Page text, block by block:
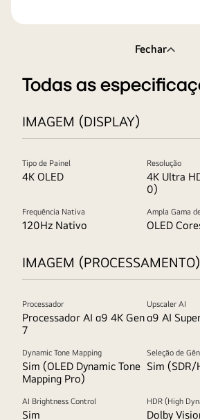
Fechar
Todas as
IMAGEM (DISPLAY)
Tipo de Painel
4K OLED
Resolução
4K Ultra
0)
Frequência Nativa
120Hz Nativo
Ampla Gama
OLED
IMAGEM (PROCESSAMENTO)
Processador
Processador AI α9 4K Gen
7
Upscaler AI
α9 AI
Dynamic Tone Mapping
Sim (OLED Dynamic Tone
Mapping Pro)
Seleção de
Sim (SDR/
AI Brightness Control
Sim
HDR (High
Dolby